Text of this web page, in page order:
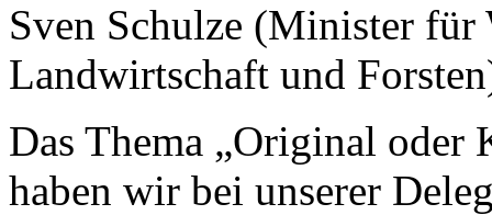
Sven Schulze (Minister für
Landwirtschaft und
Das Thema „Original
haben wir bei unserer